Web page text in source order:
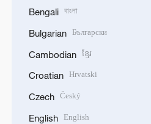
Bengali বাংলা
Bulgarian Български
Cambodian ខ្មែរ
Croatian Hrvatski
Czech Český
English English